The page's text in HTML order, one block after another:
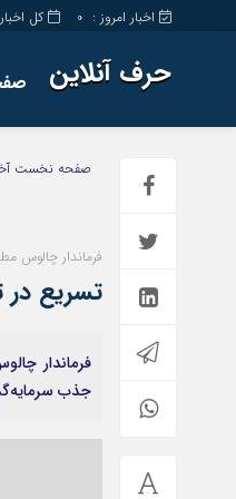
کل اخبار اخبار امروز : 0
حرف آنلاین
صفحه نخست
فرماندار چالوس
تسریع در
فرماندار
جذب